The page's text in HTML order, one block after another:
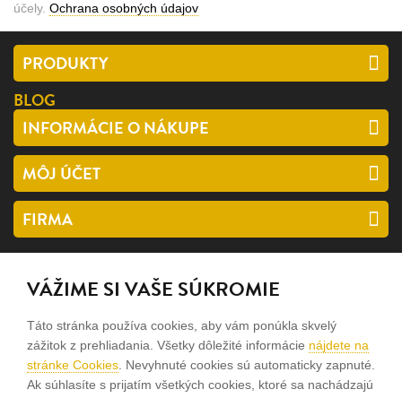
účely. Ochrana osobných údajov
PRODUKTY
BLOG
INFORMÁCIE O NÁKUPE
MÔJ ÚČET
FIRMA
SLEDUJTE NÁS
facebook
instagram
VÁŽIME SI VAŠE SÚKROMIE
Táto stránka používa cookies, aby vám ponúkla skvelý
zážitok z prehliadania. Všetky dôležité informácie nájdete na
stránke Cookies . Nevyhnuté cookies sú automaticky zapnuté.
Ak súhlasíte s prijatím všetkých cookies, ktoré sa nachádzajú